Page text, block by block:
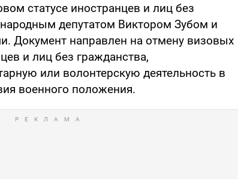
статусе иностранцев и лиц без
депутатом Виктором Зубом и
Документ направлен на отмену визовых
и лиц без гражданства,
или волонтерскую деятельность в
военного положения.